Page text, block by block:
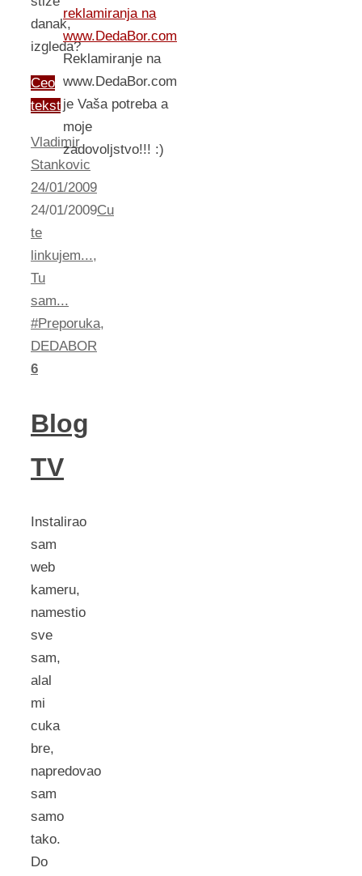
danak,
izgleda?
Ceo
tekst
Vladimir
Stankovic
24/01/2009
24/01/2009Cu
te
linkujem...,
Tu
sam...
#Preporuka,
DEDABOR
6
Blog
TV
Instalirao
sam
web
kameru,
namestio
sve
sam,
alal
mi
cuka
bre,
napredovao
sam
samo
tako.
Do
reklamiranja na
www.DedaBor.com
Reklamiranje na
www.DedaBor.com
je Vaša potreba a
moje
zadovoljstvo!!! :)